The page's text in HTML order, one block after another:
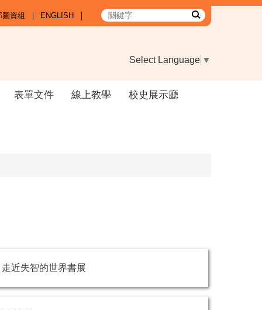
圖資組 ENGLISH
Select Language ▼
表單文件 線上教學 校史展示廳
近失智的世界書展